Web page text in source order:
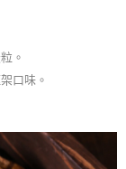
意方可使用
公司不負相關責
狀況，依本公司即
公司將視審查結果
惡意使用之情形，
。
口味。